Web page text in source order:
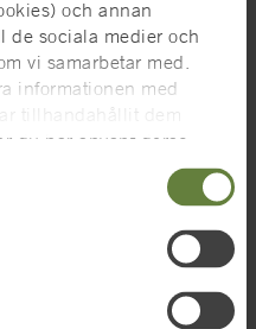
och annan
de sociala medier och
vi samarbetar med.
informationen med
tillhandahållit dem
du har använt deras
James Cameron –